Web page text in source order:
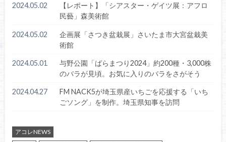
2024.05.02
【レポート】「シアスター・ゲイツ展：アフロ
民藝」森美術館
2024.05.02
企画展「さつき盆栽展」さいたま市大宮盆栽美
術館
2024.05.01
与野公園「ばらまつり2024」約200種・3,000株
のバラが見頃。お気に入りのバラをさがそう
2024.04.27
FM NACK5が埼玉県産いちごを応援する「いち
ごソング」を制作。埼玉県知事を訪問
アコレNEWS